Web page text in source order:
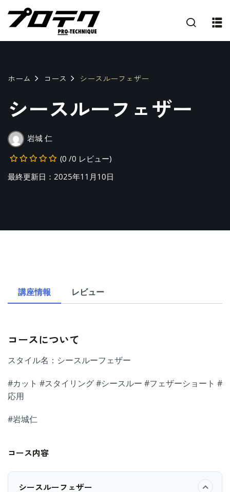
ホーム コース シースルーフェザー
シースルーフェザー
岩城 仁
(0 /0 レビュー)
最終更新日：2025年11月10日
講座情報 レビュー
コースについて
スタイル名：シースルーフェザー
#カット #スタイリング #シースルー #フェザーショート #
応用
#岩城仁
コース内容
シースルーフェザー